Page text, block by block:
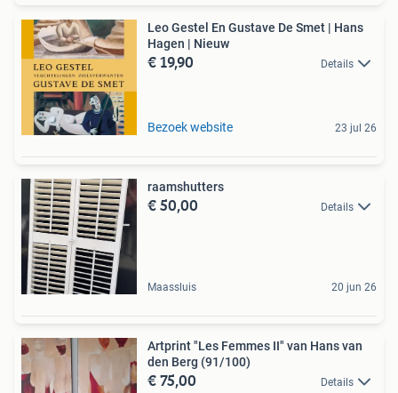
Leo Gestel En Gustave De Smet | Hans
Hagen | Nieuw
€ 19,90 Details
Bezoek website 23 jul 26
raamshutters
€ 50,00 Details
Maassluis 20 jun 26
Artprint "Les Femmes II" van Hans van
den Berg (91/100)
€ 75,00 Details